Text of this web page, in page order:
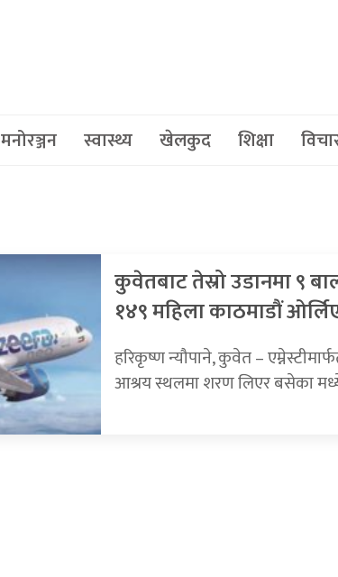
मनोरञ्जन स्वास्थ्य खेलकुद शिक्षा
कुवेतबाट तेस्रो उडानमा ९
१४९ महिला काठमाडौं
हरिकृष्ण न्यौपाने, कुवेत –
आश्रय स्थलमा शरण लिएर बसेका मध्ये